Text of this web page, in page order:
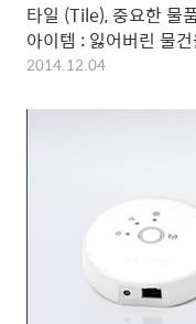
타일 (Tile), 중요한 물품을 자주 분실하는 사람에게
아이템 : 잃어버린
2014.12.04